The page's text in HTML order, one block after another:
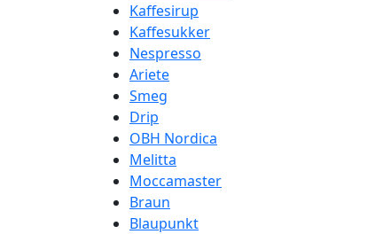
Kaffesirup
Kaffesukker
Nespresso
Ariete
Smeg
Drip
OBH Nordica
Melitta
Moccamaster
Braun
Blaupunkt